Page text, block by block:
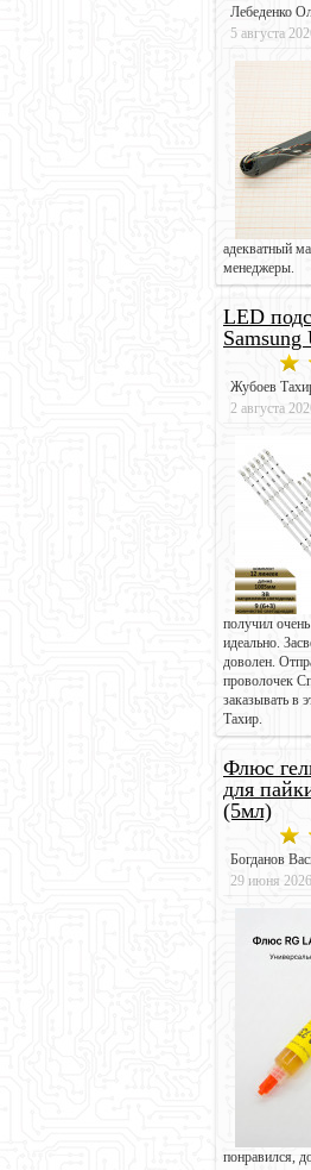
Лебеденко
5 августа
адекватный
менеджеры.
LED
Жубоев
2 августа
получил
идеально.
доволен.
проволочек
заказывать в
Тахир.
Флюс
для
(5мл)
Богданов
29 июня
понравился,